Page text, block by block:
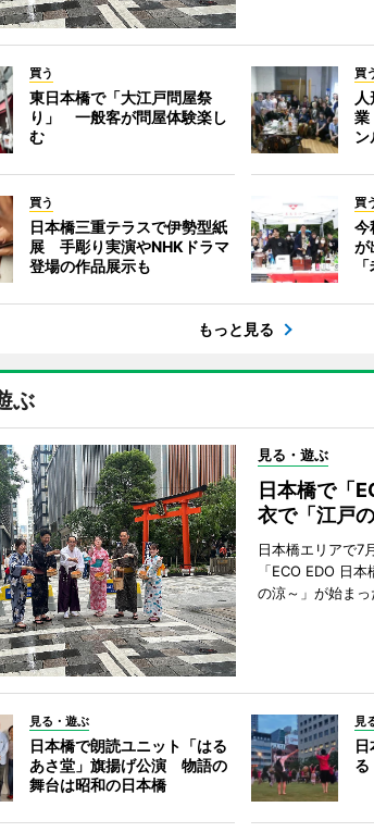
買う
東日本橋で「大江戸問屋祭
り」 一般客が問屋体験楽し
む
買
業
ン
買う
日本橋三重テラスで伊勢型紙
展 手彫り実演やNHKドラマ
登場の作品展示も
買
今
が
もっと見る
ぶ
見る・遊ぶ
日本橋で「
衣で「江戸
日本橋エリアで7
「ECO EDO 日
の涼～」が始まっ
見る・遊ぶ
日本橋で朗読ユニット「はる
あさ堂」旗揚げ公演 物語の
舞台は昭和の日本橋
見